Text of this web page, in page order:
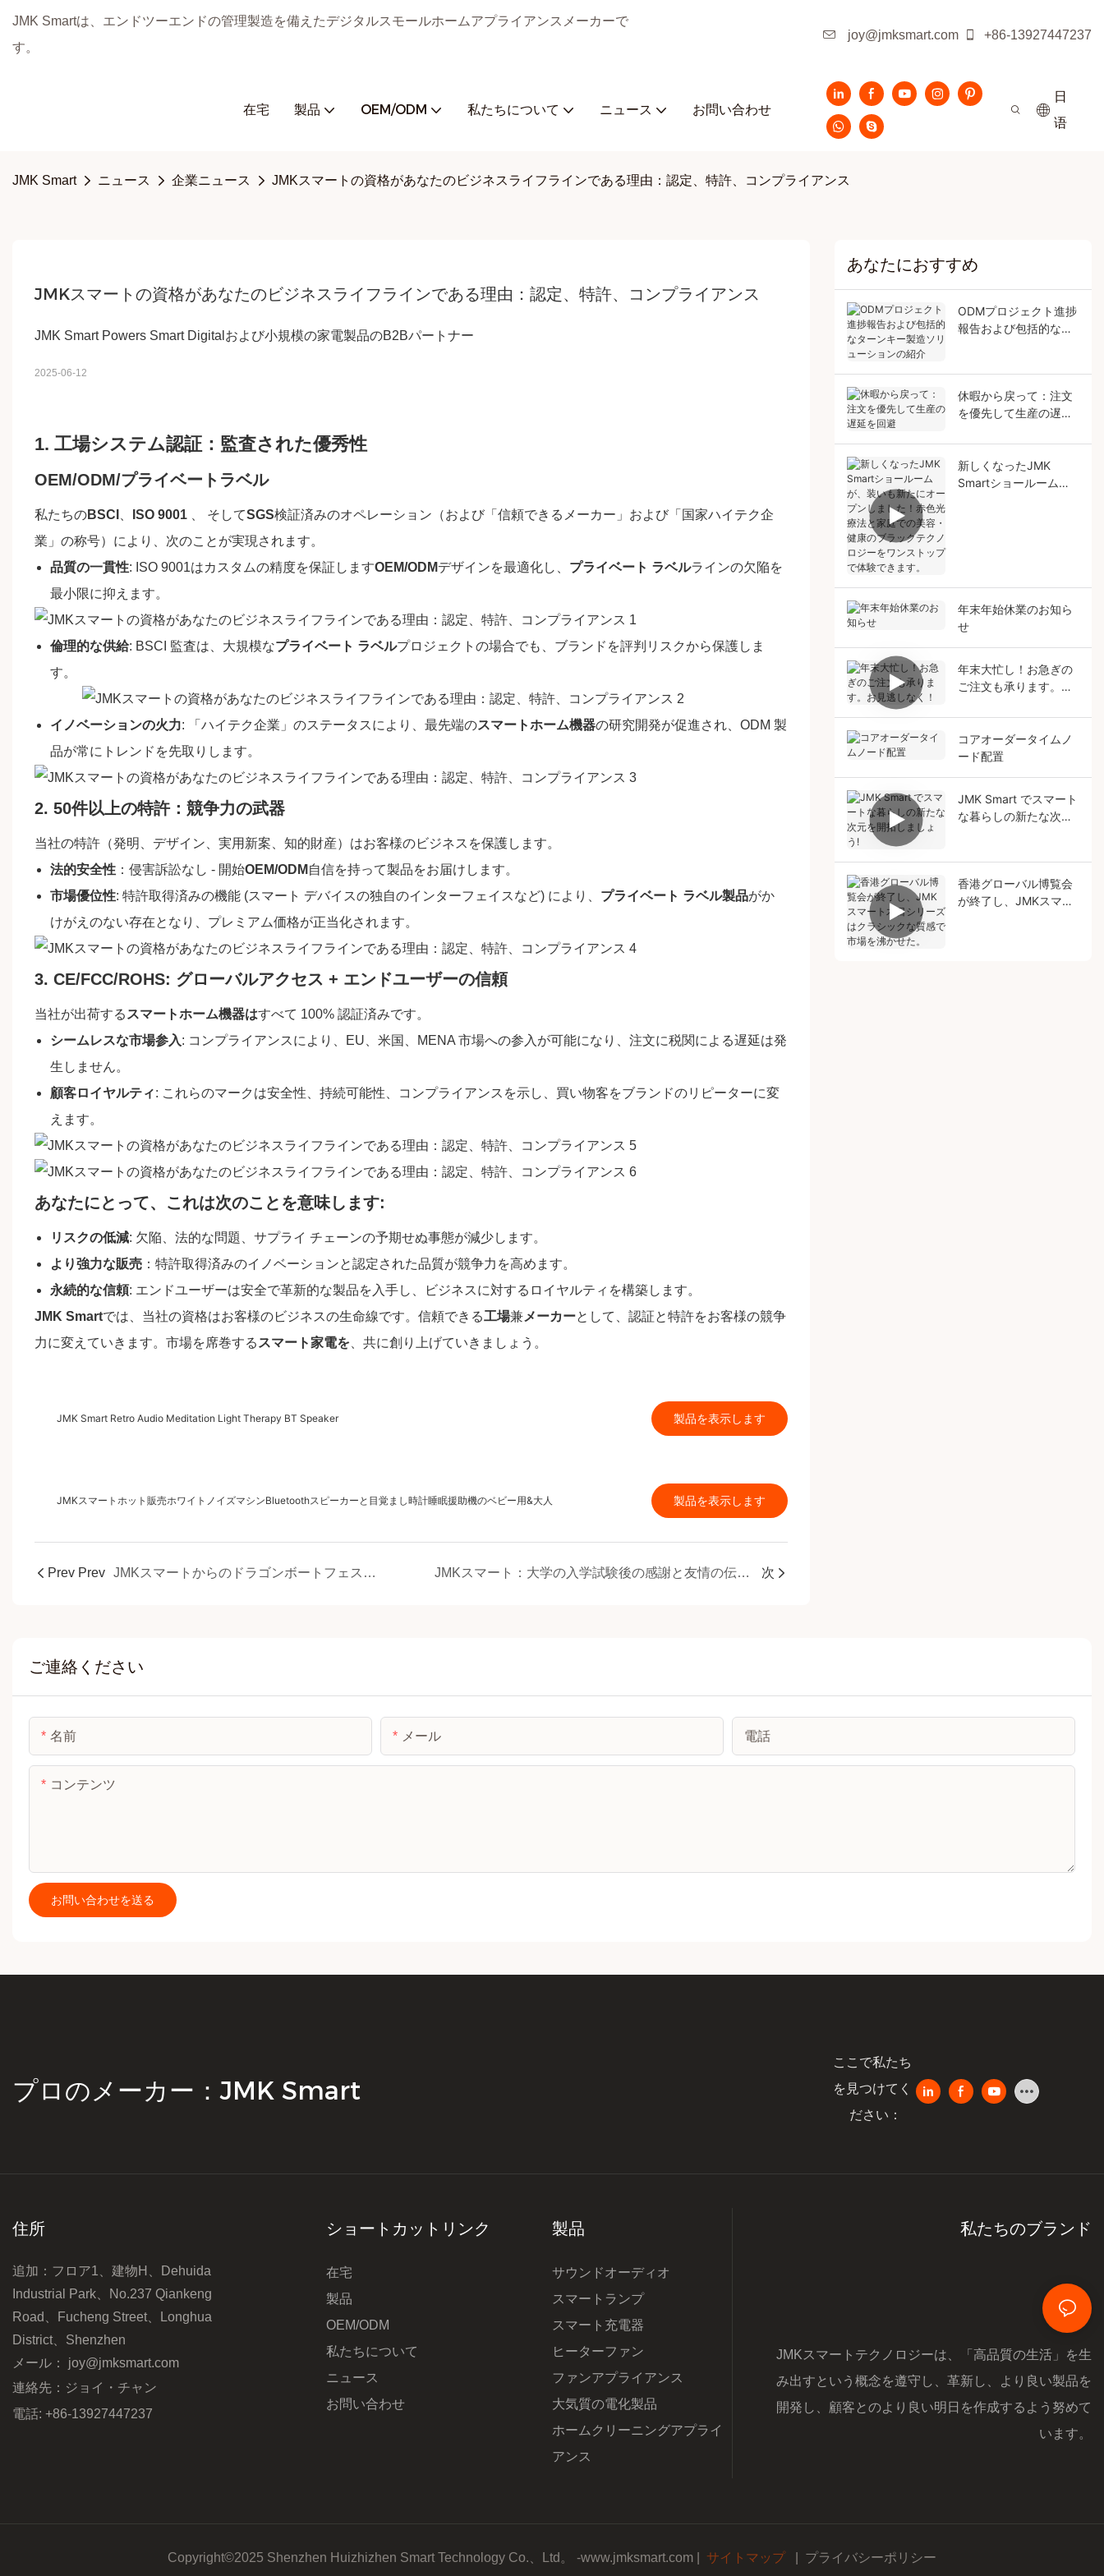
JMK Smartは、エンドツーエンドの管理製造を備えたデジタルスモールホームアプライアンスメーカーで
す。
joy@jmksmart.com +86-13927447237
在宅 製品 OEM/ODM 私たちについて ニュース お問い合わせ
日
语
JMK Smart ニュース 企業ニュース JMKスマートの資格があなたのビジネスライフラインである理由：認定、特許、コンプライアンス
JMKスマートの資格があなたのビジネスライフラインである理由：認定、特許、コンプライアンス
JMK Smart Powers Smart Digitalおよび小規模の家電製品のB2Bパートナー
2025-06-12
1. 工場システム認証：監査された優秀性
OEM/ODM/プライベートラベル
私たちのBSCI ISO 9001、 そしてSGS検証済みのオペレーション（および「信頼できるメーカー」および「国家ハイテク企
業」の称号）により、次のことが実現されます。
品質の一貫性: ISO 9001はカスタムの精度を保証しますOEM/ODMデザインを最適化し、 プライベート ラベルラインの欠陥を
最小限に抑えます。
倫理的な供給: BSCI 監査は、大規模なプライベート ラベルプロジェクトの場合でも、ブランドを評判リスクから保護しま
す。
イノベーションの火力: 「ハイテク企業」のステータスにより、最先端のスマートホーム機器の研究開発が促進され、ODM 製
品が常にトレンドを先取りします。
2. 50件以上の特許：競争力の武器
当社の特許（発明、デザイン、実用新案、知的財産）はお客様のビジネスを保護します。
法的安全性 ：侵害訴訟なし - 開始OEM/ODM 自信を持って製品をお届けします。
市場優位性: 特許取得済みの機能 (スマート デバイスの独自のインターフェイスなど) により、 プライベート ラベル製品がか
けがえのない存在となり、プレミアム価格が正当化されます。
3. CE/FCC/ROHS: グローバルアクセス + エンドユーザーの信頼
当社が出荷する スマートホーム機器はすべて 100% 認証済みです。
シームレスな市場参入: コンプライアンスにより、EU、米国、MENA 市場への参入が可能になり、注文に税関による遅延は発
生しません。
顧客ロイヤルティ: これらのマークは安全性、持続可能性、コンプライアンスを示し、買い物客をブランドのリピーターに変
えます。
あなたにとって、これは次のことを意味します:
リスクの低減: 欠陥、法的な問題、サプライ チェーンの予期せぬ事態が減少します。
より強力な販売 ：特許取得済みのイノベーションと認定された品質が競争力を高めます。
永続的な信頼: エンドユーザーは安全で革新的な製品を入手し、ビジネスに対するロイヤルティを構築します。
JMK Smartでは、当社の資格はお客様のビジネスの生命線です。信頼できる工場兼メーカーとして、認証と特許をお客様の競争
力に変えていきます。市場を席巻する スマート家電を 、共に創り上げていきましょう。
JMK Smart Retro Audio Meditation Light Therapy BT Speaker 製品を表示します
JMKスマートホット販売ホワイトノイズマシンBluetoothスピーカーと目覚まし時計睡眠援助機のベビー用&大人 製品を表示します
Prev Prev JMKスマートからのドラゴンボートフェスティバルの休日に関する通知 JMKスマート：大学の入学試験後の感謝と友情の伝達のための排他的なギフトの選択 次
あなたにおすすめ
ODMプロジェクト進捗
報告および包括的なタ
休暇から戻って：注文
を優先して生産の遅延
新しくなったJMK
Smartショールーム
で体験できます。
年末年始休業のお知ら
せ
年末大忙し！お急ぎの
ご注文も承ります。お
コアオーダータイムノ
ード配置
JMK Smart でスマート
な暮らしの新たな次元
香港グローバル博覧会
が終了し、JMKスマー
ご連絡ください
名前 メール 電話
コンテンツ
お問い合わせを送る
プロのメーカー：JMK Smart
ここで私たち
を見つけてく
ださい：
住所
追加：フロア1、建物H、Dehuida
Industrial Park、No.237 Qiankeng
Road、Fucheng Street、Longhua
District、Shenzhen
メール： joy@jmksmart.com
連絡先：ジョイ・チャン
電話: +86-13927447237
ショートカットリンク
在宅
製品
OEM/ODM
私たちについて
ニュース
お問い合わせ
製品
サウンドオーディオ
スマートランプ
スマート充電器
ヒーターファン
ファンアプライアンス
大気質の電化製品
ホームクリーニングアプライ
アンス
私たちのブランド
JMKスマートテクノロジーは、「高品質の生活」を生
み出すという概念を遵守し、革新し、より良い製品を
開発し、顧客とのより良い明日を作成するよう努めて
います。
Copyright©2025 Shenzhen Huizhizhen Smart Technology Co.、Ltd。 -www.jmksmart.com | サイトマップ プライバシーポリシー